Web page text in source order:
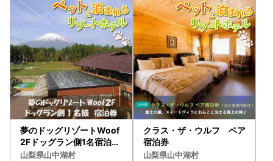
夢のドッグリゾートWoof
2Fドッグラン側1名宿泊券
YN008
山梨県山中湖村
クラス・ザ・ウルフ ペア
宿泊券
山梨県山中湖村